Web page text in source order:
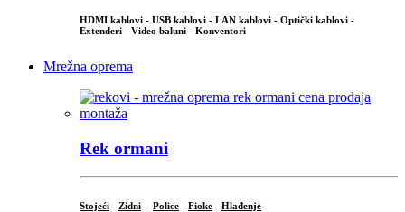
HDMI kablovi - USB kablovi - LAN kablovi - Optički kablovi -
Extenderi - Video baluni - Konventori
Mrežna oprema
Rek ormani
Stojeći - Zidni - Police - Fioke - Hlađenje